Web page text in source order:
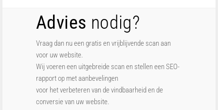
Advies nodig?
Vraag dan nu een gratis en vrijblijvende scan aan
voor uw website.
Wij voeren een uitgebreide scan en stellen een SEO-
rapport op met aanbevelingen
voor het verbeteren van de vindbaarheid en de
conversie van uw website.